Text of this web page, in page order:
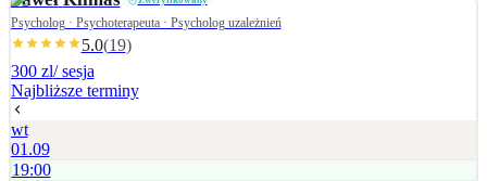
Psycholog · Psychoterapeuta · Psycholog uzależnień
5.0(19)
300 zl/ sesja
Najbliższe terminy
wt
01.09
19:00